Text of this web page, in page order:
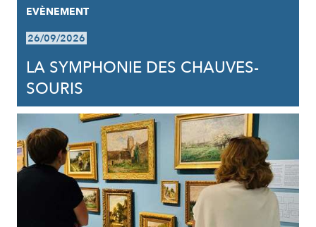
EVÈNEMENT
26/09/2026
LA SYMPHONIE DES CHAUVES-
SOURIS